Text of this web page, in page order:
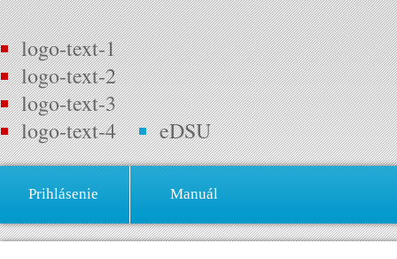
logo-text-1
logo-text-2
logo-text-3
logo-text-4
eDSU
Prihlásenie Manuál